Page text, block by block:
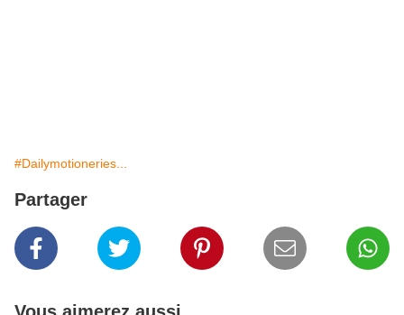
#Dailymotioneries...
Partager